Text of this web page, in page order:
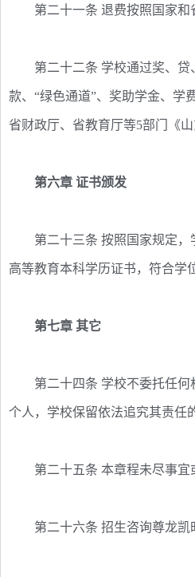
第二十一条 退费按照国家和
第二十二条 学校通过奖、贷
款、“绿色通道”、奖助学金、学
省财政厅、省教育厅等5部门《
第六章 证书颁发
第二十三条 按照国家规定，
高等教育本科学历证书，符合学
第七章 其它
第二十四条 学校不委托任何
个人，学校保留依法追究其责任
第二十五条 本章程未尽事宜
第二十六条 招生咨询尊龙凯